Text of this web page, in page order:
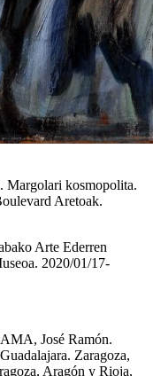
Margolari kosmopolita.
Aretoak.
Arte Ederren
2020/01/17-
José Ramón.
Zaragoza,
Aragón y Rioja,